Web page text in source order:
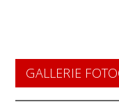
GALLERIE